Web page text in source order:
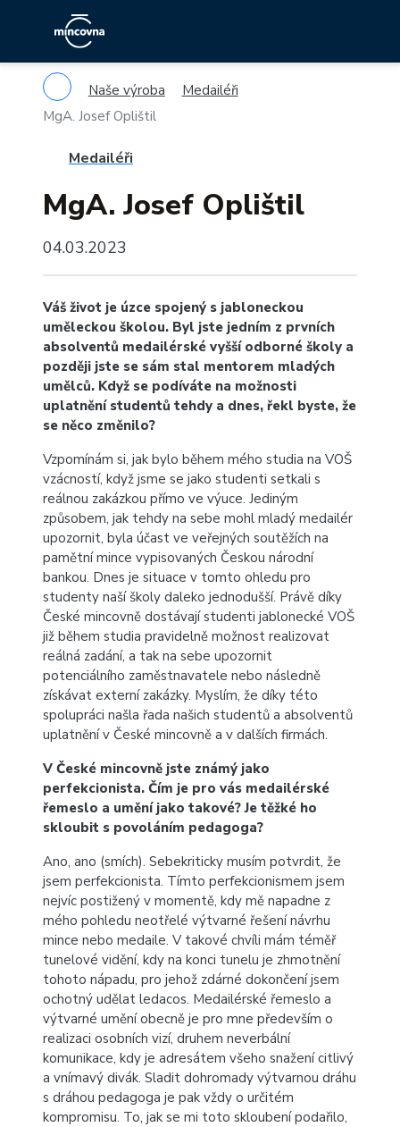
Naše výroba
Medailéři
MgA. Josef Oplištil
Medailéři
MgA. Josef Oplištil
04.03.2023
Váš život je úzce spojený s jabloneckou
uměleckou školou. Byl jste jedním z prvních
absolventů medailérské vyšší odborné školy a
později jste se sám stal mentorem mladých
umělců. Když se podíváte na možnosti
uplatnění studentů tehdy a dnes, řekl byste, že
se něco změnilo?
Vzpomínám si, jak bylo během mého studia na VOŠ
vzácností, když jsme se jako studenti setkali s
reálnou zakázkou přímo ve výuce. Jediným
způsobem, jak tehdy na sebe mohl mladý medailér
upozornit, byla účast ve veřejných soutěžích na
pamětní mince vypisovaných Českou národní
bankou. Dnes je situace v tomto ohledu pro
studenty naší školy daleko jednodušší. Právě díky
České mincovně dostávají studenti jablonecké VOŠ
již během studia pravidelně možnost realizovat
reálná zadání, a tak na sebe upozornit
potenciálního zaměstnavatele nebo následně
získávat externí zakázky. Myslím, že díky této
spolupráci našla řada našich studentů a absolventů
uplatnění v České mincovně a v dalších firmách.
V České mincovně jste známý jako
perfekcionista. Čím je pro vás medailérské
řemeslo a umění jako takové? Je těžké ho
skloubit s povoláním pedagoga?
Ano, ano (smích). Sebekriticky musím potvrdit, že
jsem perfekcionista. Tímto perfekcionismem jsem
nejvíc postižený v momentě, kdy mě napadne z
mého pohledu neotřelé výtvarné řešení návrhu
mince nebo medaile. V takové chvíli mám téměř
tunelové vidění, kdy na konci tunelu je zhmotnění
tohoto nápadu, pro jehož zdárné dokončení jsem
ochotný udělat ledacos. Medailérské řemeslo a
výtvarné umění obecně je pro mne především o
realizaci osobních vizí, druhem neverbální
komunikace, kdy je adresátem všeho snažení citlivý
a vnímavý divák. Sladit dohromady výtvarnou dráhu
s dráhou pedagoga je pak vždy o určitém
kompromisu. To, jak se mi toto skloubení podařilo,